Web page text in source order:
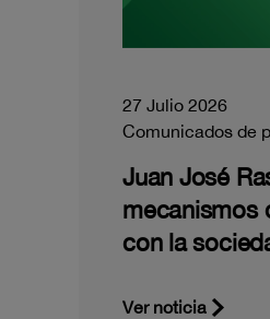
27 Julio 2026
Comunicados de
Juan José
mecanismos
con la
Ver noticia